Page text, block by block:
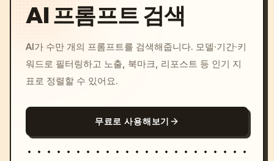
AI 프롬프트 검색
AI가 수만 개의 프롬프트를 검색해줍니다. 모델·기간·키
워드로 필터링하고 노출, 북마크, 리포스트 등 인기 지
표로 정렬할 수 있어요.
무료로 사용해보기